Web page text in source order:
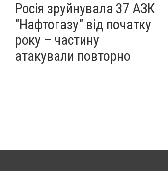
Росія зруйнувала 37 АЗК
"Нафтогазу" від початку
року – частину
атакували повторно